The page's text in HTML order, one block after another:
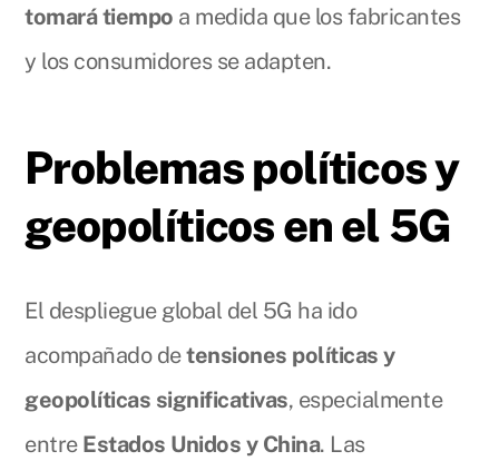
tomará tiempo a medida que los fabricantes
y los consumidores se adapten.
Problemas políticos y
geopolíticos en el 5G
El despliegue global del 5G ha ido
acompañado detensiones políticas y
geopolíticas significativas, especialmente
entre Estados Unidos y China. Las